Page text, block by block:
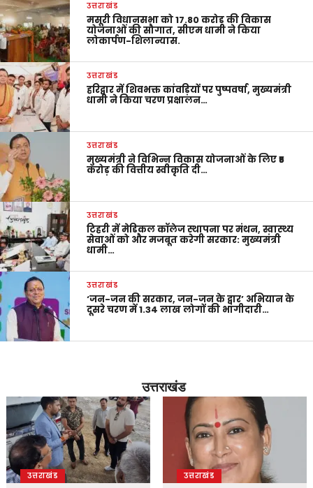
उत्तराखंड
मसूरी विधानसभा को 17.80 करोड़ की विकास
योजनाओं की सौगात, सीएम धामी ने किया
लोकार्पण-शिलान्यास.
उत्तराखंड
हरिद्वार में शिवभक्त कांवड़ियों पर पुष्पवर्षा, मुख्यमंत्री
धामी ने किया चरण प्रक्षालन…
उत्तराखंड
मुख्यमंत्री ने विभिन्न विकास योजनाओं के लिए ₹5
करोड़ की वित्तीय स्वीकृति दी…
उत्तराखंड
टिहरी में मेडिकल कॉलेज स्थापना पर मंथन, स्वास्थ्य
सेवाओं को और मजबूत करेगी सरकार: मुख्यमंत्री
धामी…
उत्तराखंड
‘जन-जन की सरकार, जन-जन के द्वार’ अभियान के
दूसरे चरण में 1.34 लाख लोगों की भागीदारी…
उत्तराखंड
उत्तराखंड उत्तराखंड